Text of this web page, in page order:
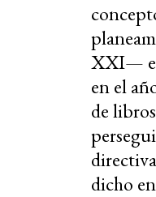
XXI—
en el
de
dicho